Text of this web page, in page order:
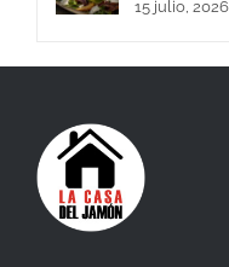
15 julio, 2026